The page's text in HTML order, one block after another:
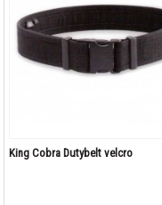
King Cobra Dutybelt velcro